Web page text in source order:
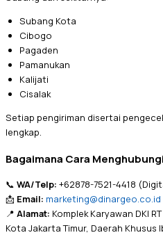
Subang Kota
Cibogo
Pagaden
Pamanukan
Kalijati
Cisalak
Setiap pengiriman disertai
lengkap.
Bagaimana Cara
📞 WA/Telp: +62878-7521-4418
📩 Email: marketing@dinargeo.co.id
📍 Alamat: Komplek Karyawan DKI
Kota Jakarta Timur, Daerah Khusus